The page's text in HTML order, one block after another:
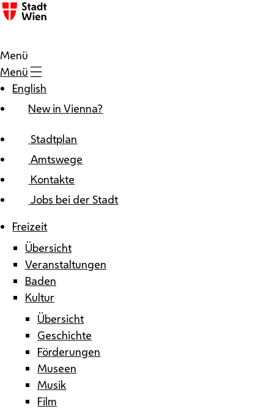
Zum Inhalt
Menü
Menü
English
New in Vienna?
Stadtplan
Amtswege
Kontakte
Jobs bei der Stadt
Freizeit
Übersicht
Veranstaltungen
Baden
Kultur
Übersicht
Geschichte
Förderungen
Museen
Musik
Film